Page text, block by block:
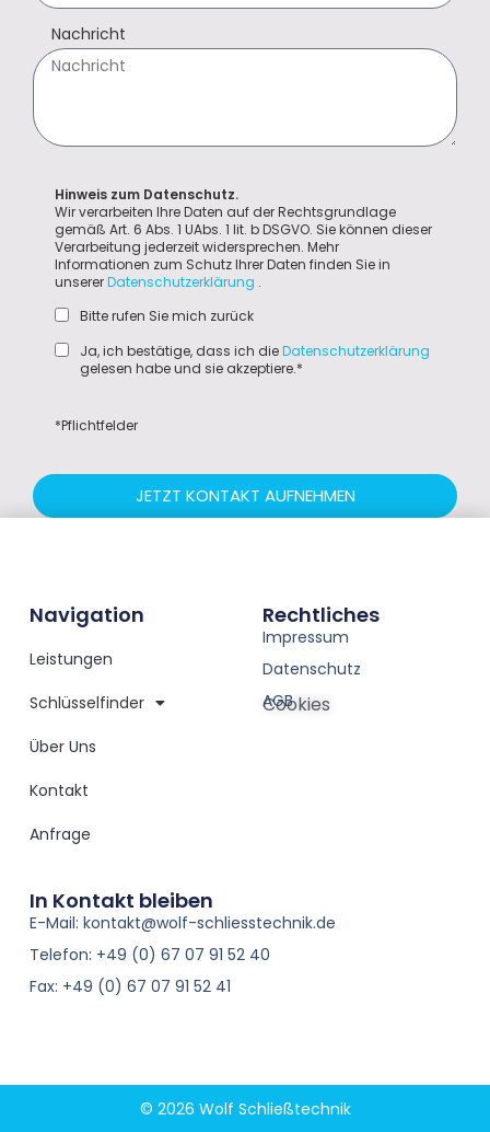
Nachricht
Hinweis zum Datenschutz.
Wir verarbeiten Ihre Daten auf der Rechtsgrundlage
gemäß Art. 6 Abs. 1 UAbs. 1 lit. b DSGVO. Sie können dieser
Verarbeitung jederzeit widersprechen. Mehr
Informationen zum Schutz Ihrer Daten finden Sie in
unsererDatenschutzerklärung .
Bitte rufen Sie mich zurück
Ja, ich bestätige, dass ich dieDatenschutzerklärung
gelesen habe und sie akzeptiere.*
*Pflichtfelder
JETZT KONTAKT AUFNEHMEN
In Kontakt bleiben
E-Mail: kontakt@wolf-schliesstechnik.de
Telefon: +49 (0) 67 07 91 52 40
Fax: +49 (0) 67 07 91 52 41
Navigation
Leistungen
Schlüsselfinder
Über Uns
Kontakt
Anfrage
Rechtliches
Impressum
Datenschutz
AGB
Cookies
© 2026 Wolf Schließtechnik